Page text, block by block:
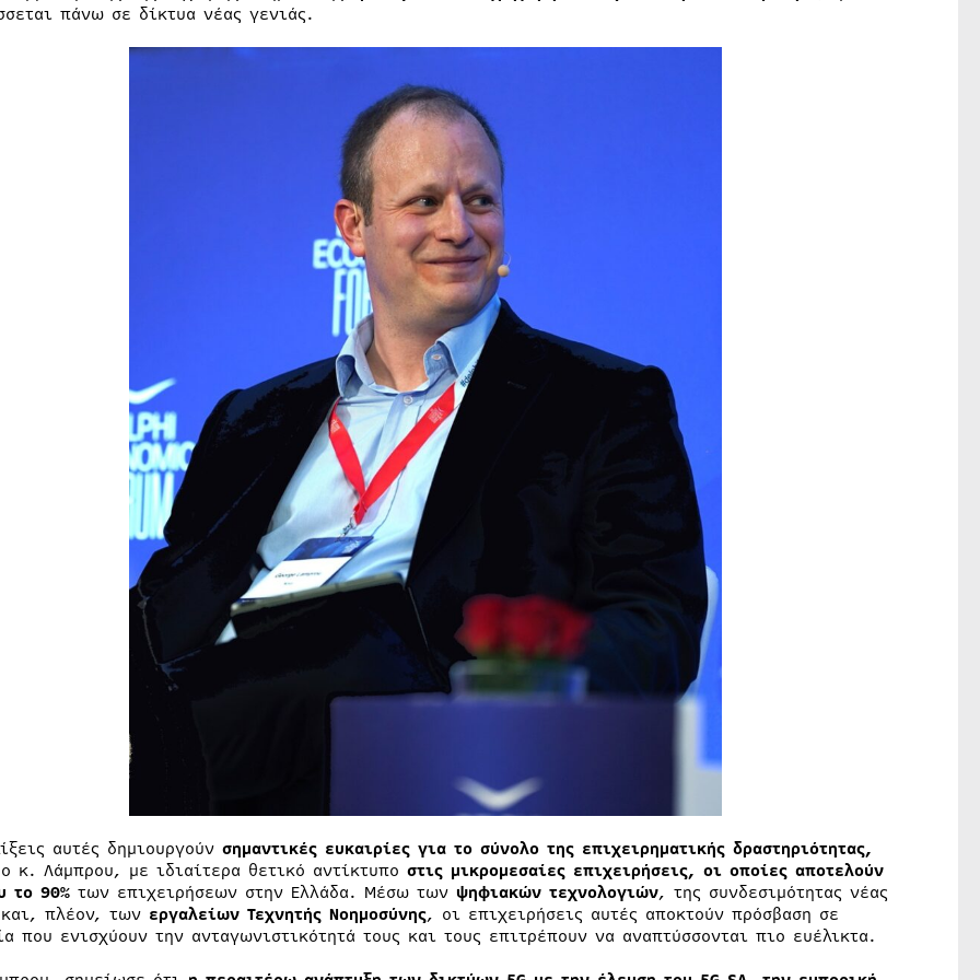
πάνω σε δίκτυα νέας γενιάς.
αυτές δημιουργούν σημαντικές ευκαιρίες για το σύνολο της επιχειρηματικής δραστηριότητας,
κ. Λάμπρου, με ιδιαίτερα θετικό αντίκτυπο στις μικρομεσαίες επιχειρήσεις, οι οποίες αποτελούν
το 90%των επιχειρήσεων στην Ελλάδα. Μέσω των ψηφιακών τεχνολογιών, της συνδεσιμότητας νέας
πλέον, των εργαλείων Τεχνητής Νοημοσύνης, οι επιχειρήσεις αυτές αποκτούν πρόσβαση σε
που ενισχύουν την ανταγωνιστικότητά τους και τους επιτρέπουν να αναπτύσσονται πιο ευέλικτα.